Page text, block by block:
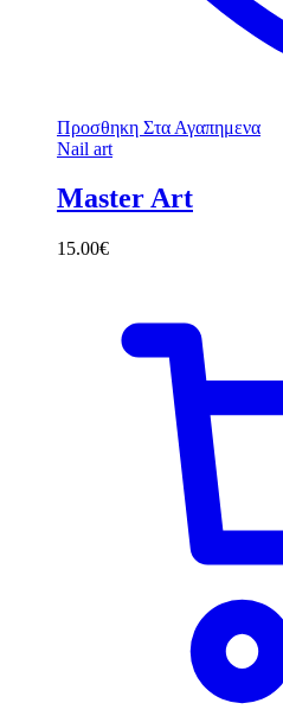
Προσθηκη Στα Αγαπημενα
Nail art
Master Art
15.00€